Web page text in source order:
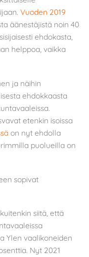
Vuoden 2019
äänestäjistä noin 40
ehdokasta,
helppoa, vaikka
ja näihin
ehdokkaasta
etenkin isoissa
on nyt ehdolla
puolueilla on
sopivat
siitä, että
Ylen vaalikoneiden
Nyt 2021